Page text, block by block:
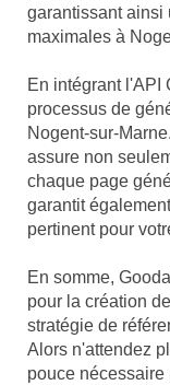
garantissant ainsi
maximales à
En intégrant l'API
processus de
Nogent-sur-
assure non
chaque page
garantit
pertinent pour
En somme,
pour la création
stratégie de
Alors n'attendez
pouce nécessaire